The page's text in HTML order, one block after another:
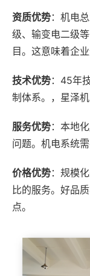
资质优势：机电
级、输变电二级
目。这意味着企
技术优势：45年
制体系。，星泽
服务优势：本地
问题。机电系统
价格优势：规模
比的服务。好品
点。